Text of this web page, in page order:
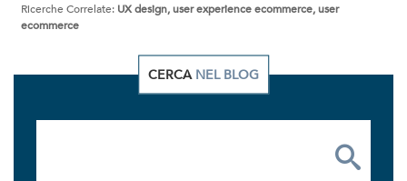
Ricerche Correlate: UX design, user experience ecommerce, user
ecommerce
CERCA NEL BLOG